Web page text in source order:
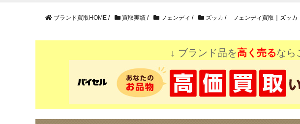
ブランド買取HOME / 買取実績 / フェンディ / ズッカ / フェンディ買取｜ズッ
↓ ブランド品を高く売るなら